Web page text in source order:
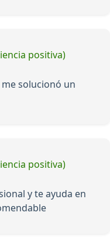
positiva)
solucionó un
positiva)
y te ayuda en